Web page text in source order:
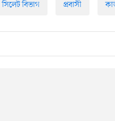
সিলেট বিভাগ প্রবাসী